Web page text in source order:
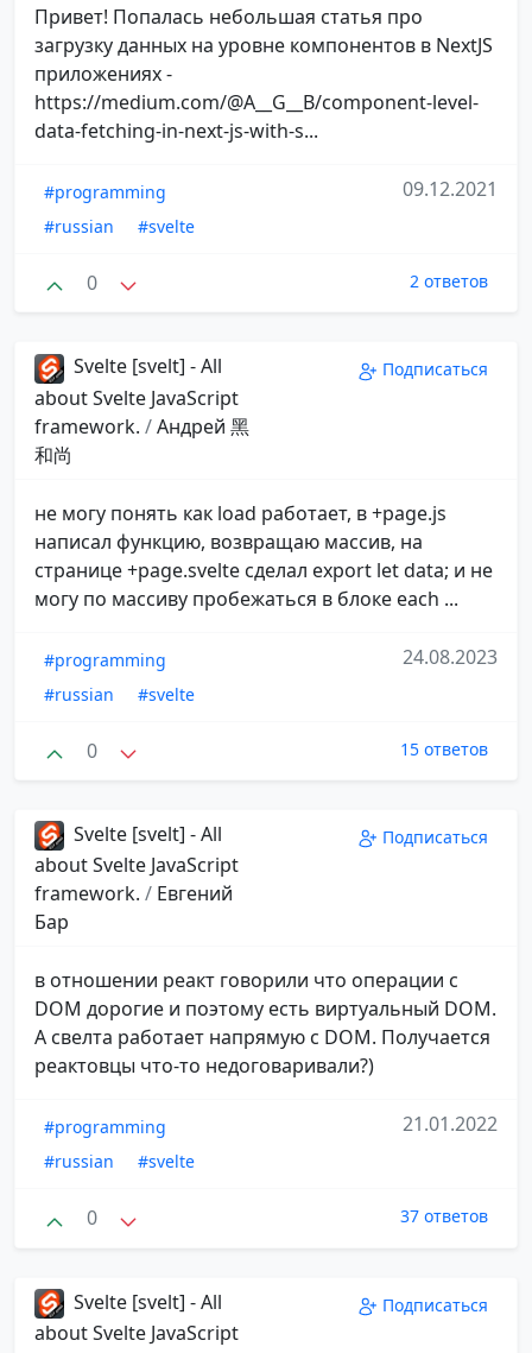
Привет! Попалась небольшая статья про
загрузку данных на уровне компонентов в NextJS
приложениях -
https://medium.com/@A__G__B/component-level-
data-fetching-in-next-js-with-s...
#programming
#russian
#svelte
09.12.2021
0 2 ответов
Svelte [svelt] - All
about Svelte JavaScript
framework. /Андрей 黑
和尚
Подписаться
не могу понять как load работает, в +page.js
написал функцию, возвращаю массив, на
странице +page.svelte сделал export let data; и не
могу по массиву пробежаться в блоке each ...
#programming
#russian
#svelte
24.08.2023
0 15 ответов
Svelte [svelt] - All
about Svelte JavaScript
framework. / Евгений
Бар
Подписаться
в отношении реакт говорили что операции с
DOM дорогие и поэтому есть виртуальный DOM.
А свелта работает напрямую с DOM. Получается
реактовцы что-то недоговаривали?)
#programming
#russian
#svelte
21.01.2022
0 37 ответов
Svelte [svelt] - All
about Svelte JavaScript
Подписаться